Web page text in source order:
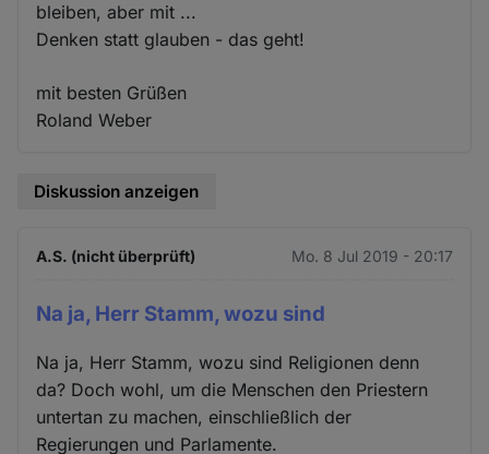
bleiben, aber mit ...
Denken statt glauben - das geht!
mit besten Grüßen
Roland Weber
Diskussion anzeigen
A.S. (nicht überprüft) Mo. 8 Jul 2019 - 20:17
Na ja, Herr Stamm, wozu sind
Na ja, Herr Stamm, wozu sind Religionen denn
da? Doch wohl, um die Menschen den Priestern
untertan zu machen, einschließlich der
Regierungen und Parlamente.